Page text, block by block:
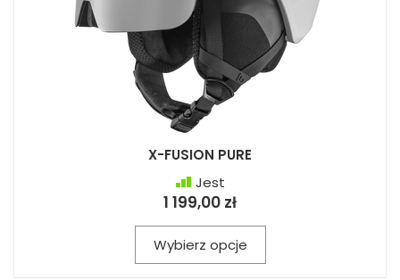
X-FUSION PURE
Jest
1 199,00 zł
Wybierz opcje